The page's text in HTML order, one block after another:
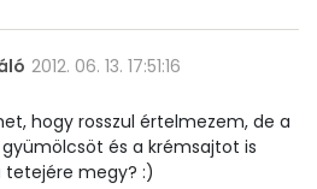
2012. 06. 13. 17:51:16
hogy rosszul értelmezem, de a
és a krémsajtot is
tetejére megy? :)